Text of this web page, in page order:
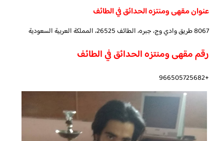
عنوان مقهى ومنتزه الحدائق في الطائف
8067 طريق وادي وج، جبره، الطائف 26525، المملكة العربية السعودية
رقم مقهى ومنتزه الحدائق في الطائف
+966505725682